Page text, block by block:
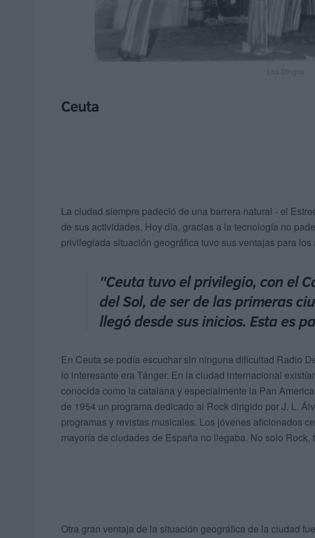
Los Dingos
Ceuta
La ciudad siempre padeció de una barrera natural - el
de sus actividades. Hoy día, gracias a la tecnología no
privilegiada situación geográfica tuvo sus ventajas para
"Ceuta tuvo el privilegio, con el
del Sol, de ser de las primeras
llegó desde sus inicios. Esta es
En Ceuta se podía escuchar sin ninguna dificultad Radio
lo interesante era Tánger. En la ciudad internacional
conocida como la catalana y especialmente la Pan
de 1954 un programa dedicado al Rock dirigido por J. L.
programas y revistas musicales. Los jóvenes aficionados
mayoría de ciudades de España no llegaba. No solo
Otra gran ventaja de la situación geográfica de la ciudad